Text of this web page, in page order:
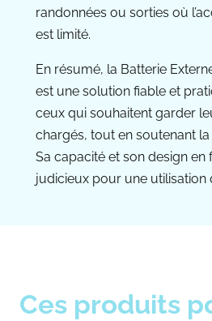
randonnées ou sorties où
est limité.
En résumé, la Batterie
est une solution fiable et
ceux qui souhaitent garder
chargés, tout en soutenant
Sa capacité et son design en
judicieux pour une utilisation
Ces produits